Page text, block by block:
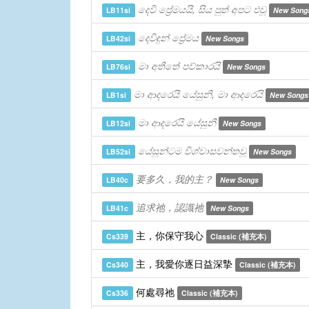
LB11si දෙවි ප්‍රේමයයි, සිය පුත් අපට එවූ New
LB42si දෙවිඳුන් ප්‍රේමය New Songs
LB76si මා අතීතේ පව්කාරයි New Songs
LB1si මා ආදරෙයි යේසුනි, මා ආදරෙයි New Songs
LB12si මා ආදරෙයි යේසුනී New Songs
LB52si යේසුන්ටම විශ්වාසවන්තවූ New Songs
LB40c 要多久，我的主？ New Songs
LB41c 追求祂，認識祂 New Songs
Cs339 主，你保守我心 Classic (補充本)
Cs340 主，我愛你逐日益深摯 Classic (補充本)
Cs336 何處尋祂 Classic (補充本)